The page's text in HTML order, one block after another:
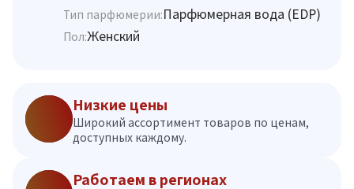
Тип парфюмерии:Парфюмерная вода (EDP)
Пол:Женский
Низкие цены
Широкий ассортимент товаров по ценам,
доступных каждому.
Работаем в регионах